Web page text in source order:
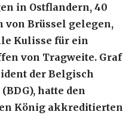
in Ostflandern, 40
von Brüssel gelegen,
Kulisse für ein
von Tragweite. Graf
der Belgisch
hatte den
König akkreditierten